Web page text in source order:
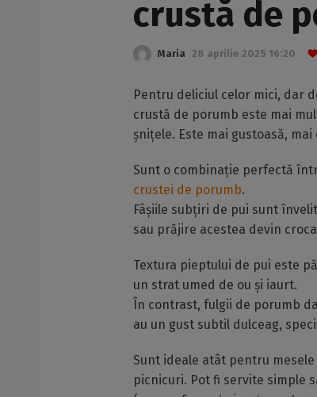
crustă de
Maria 28 aprilie 2025 16:20
Pentru deliciul celor mici, dar
crustă de porumb este mai
șnițele. Este mai gustoasă,
Sunt o combinație perfectă
crustei de porumb.
Fâșiile subțiri de pui sunt
sau prăjire acestea devin
Textura pieptului de pui este
un strat umed de ou și iaurt.
În contrast, fulgii de porumb
au un gust subtil dulceag,
Sunt ideale atât pentru
picnicuri. Pot fi servite simple